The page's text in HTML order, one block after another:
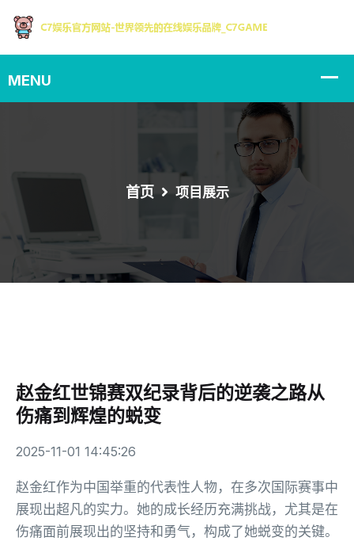
首页 项目展示
赵金红世锦赛双纪录背后的逆袭之路从
伤痛到辉煌的蜕变
2025-11-01 14:45:26
赵金红作为中国举重的代表性人物，在多次国际赛事中
展现出超凡的实力。她的成长经历充满挑战，尤其是在
伤痛面前展现出的坚持和勇气，构成了她蜕变的关键。